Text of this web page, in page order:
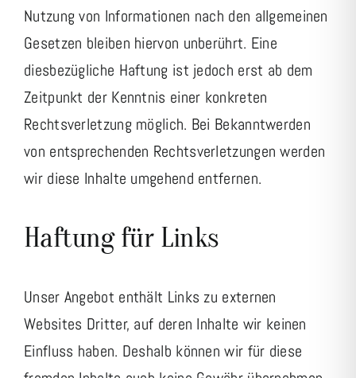
Nutzung von Informationen nach den allgemeinen
Gesetzen bleiben hiervon unberührt. Eine
diesbezügliche Haftung ist jedoch erst ab dem
Zeitpunkt der Kenntnis einer konkreten
Rechtsverletzung möglich. Bei Bekanntwerden
von entsprechenden Rechtsverletzungen werden
wir diese Inhalte umgehend entfernen.
Haftung für Links
Unser Angebot enthält Links zu externen
Websites Dritter, auf deren Inhalte wir keinen
Einfluss haben. Deshalb können wir für diese